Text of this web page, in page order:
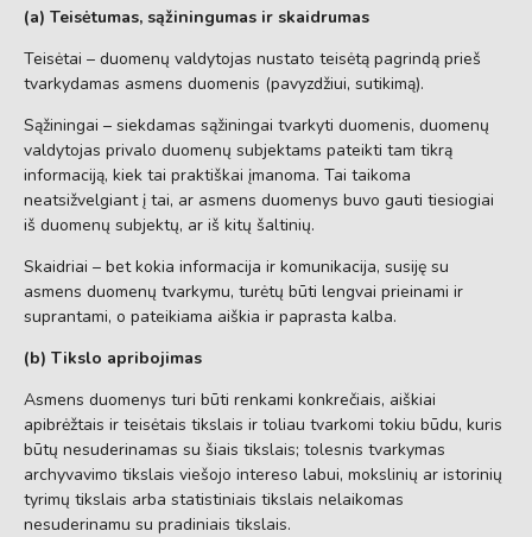
(a) Teisėtumas, sąžiningumas ir skaidrumas
Teisėtai – duomenų valdytojas nustato teisėtą pagrindą prieš
tvarkydamas asmens duomenis (pavyzdžiui, sutikimą).
Sąžiningai – siekdamas sąžiningai tvarkyti duomenis, duomenų
valdytojas privalo duomenų subjektams pateikti tam tikrą
informaciją, kiek tai praktiškai įmanoma. Tai taikoma
neatsižvelgiant į tai, ar asmens duomenys buvo gauti tiesiogiai
iš duomenų subjektų, ar iš kitų šaltinių.
Skaidriai – bet kokia informacija ir komunikacija, susiję su
asmens duomenų tvarkymu, turėtų būti lengvai prieinami ir
suprantami, o pateikiama aiškia ir paprasta kalba.
(b) Tikslo apribojimas
Asmens duomenys turi būti renkami konkrečiais, aiškiai
apibrėžtais ir teisėtais tikslais ir toliau tvarkomi tokiu būdu, kuris
būtų nesuderinamas su šiais tikslais; tolesnis tvarkymas
archyvavimo tikslais viešojo intereso labui, mokslinių ar istorinių
tyrimų tikslais arba statistiniais tikslais nelaikomas
nesuderinamu su pradiniais tikslais.